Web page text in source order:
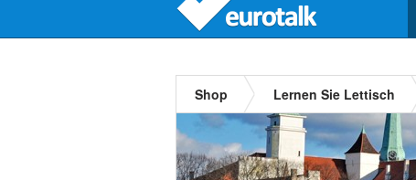
Shop Lernen Sie Lettisch